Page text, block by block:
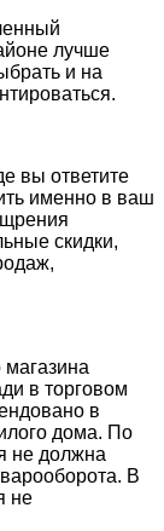
лучше
и на
вы ответите
именно в ваш
скидки,
в торговом
в
дома. По
не должна
В
не